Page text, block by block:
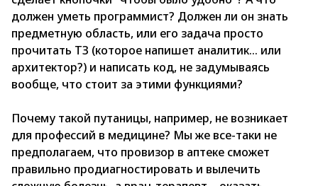
должен уметь программист? Должен ли он знать
предметную область, или его задача просто
прочитать ТЗ (которое напишет аналитик… или
архитектор?) и написать код, не задумываясь
вообще, что стоит за этими функциями?
Почему такой путаницы, например, не возникает
для профессий в медицине? Мы же все-таки не
предполагаем, что провизор в аптеке сможет
правильно продиагностировать и вылечить